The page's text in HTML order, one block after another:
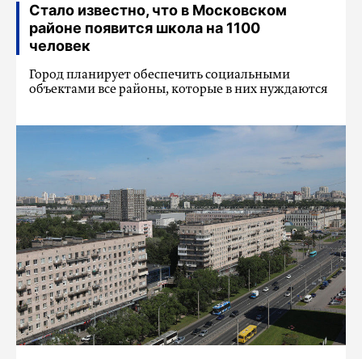
Стало известно, что в Московском
районе появится школа на 1100
человек
Город планирует обеспечить социальными
объектами все районы, которые в них нуждаются